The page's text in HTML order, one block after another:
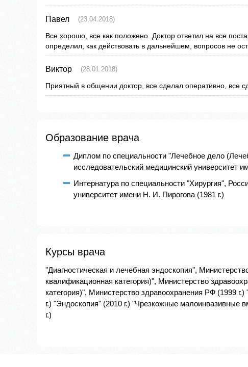
Павел (23.04.2018)
Все хорошо, все как положено. Доктор ответил на все
определил, как действовать в дальнейшем, вопросов не
Виктор (28.01.2018)
Приятный в общении доктор, все сделал оперативно, все
Образование врача
Диплом по специальности "Лечебное дело
исследовательский медицинский университет
Интернатура по специальности "Хирургия",
университет имени Н. И. Пирогова (1981 г.)
Курсы врача
"Диагностическая и лечебная эндоскопия",
квалификационная категория)", Министерство
категория)", Министерство здравоохранения РФ (1999
г.) "Эндоскопия" (2010 г.) "Чрезкожные малоинвазивные
г.)